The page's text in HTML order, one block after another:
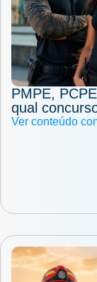
PMPE,
qual
Ver conteúdo